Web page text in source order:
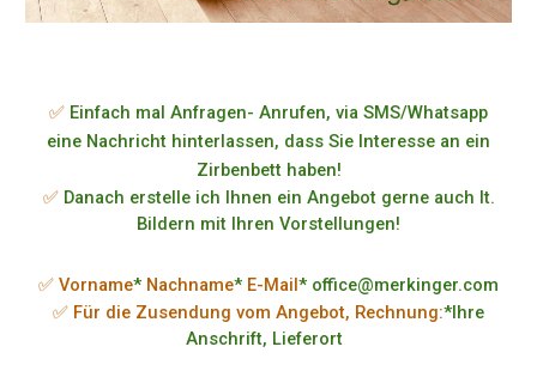
✅ Einfach mal Anfragen- Anrufen, via SMS/Whatsapp
eine Nachricht hinterlassen, dass Sie Interesse an ein
Zirbenbett haben!
✅ Danach erstelle ich Ihnen ein Angebot gerne auch lt.
Bildern mit Ihren Vorstellungen!
✅ Vorname* Nachname* E-Mail* office@merkinger.com
✅ Für die Zusendung vom Angebot, Rechnung:*Ihre
Anschrift, Lieferort